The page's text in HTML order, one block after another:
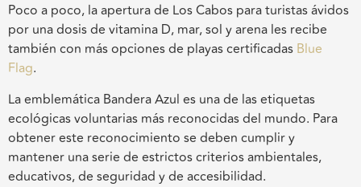
Poco a poco, la apertura de Los Cabos para turistas ávidos
por una dosis de vitamina D, mar, sol y arena les recibe
también con más opciones de playas certificadas Blue
Flag.
La emblemática Bandera Azul es una de las etiquetas
ecológicas voluntarias más reconocidas del mundo. Para
obtener este reconocimiento se deben cumplir y
mantener una serie de estrictos criterios ambientales,
educativos, de seguridad y de accesibilidad.